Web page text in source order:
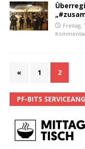
Freitag,
« 1 2
PF-BITS